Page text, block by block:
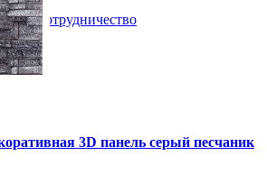
Сотрудничество
3D панель серый песчаник